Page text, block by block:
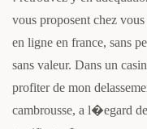
vous proposent chez
en ligne en france, sans
sans valeur. Dans un
profiter de mon
cambrousse, a l�egard